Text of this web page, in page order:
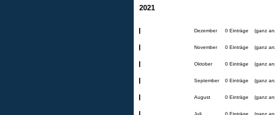
2021
Dezember 0 Einträge (ganz
November 0 Einträge (ganz
Oktober 0 Einträge (ganz
September 0 Einträge (ganz
August 0 Einträge (ganz
Juli 0 Einträge (ganz